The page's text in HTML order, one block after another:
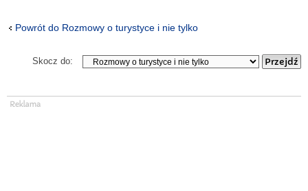
Powrót do Rozmowy o turystyce i nie tylko
Skocz do: